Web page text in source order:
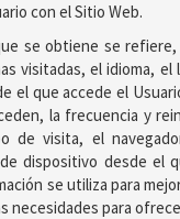
con el Sitio Web.
se obtiene se
visitadas, el idioma, el
el que accede el
la frecuencia y
de visita, el
dispositivo desde el
se utiliza para
necesidades para